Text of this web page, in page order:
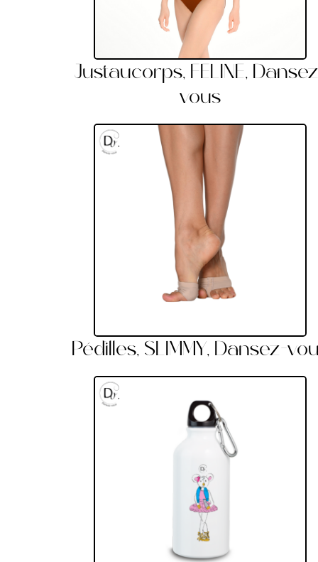
Justaucorps, FELINE,
vous
Pédilles, SLIMMY, Dansez-